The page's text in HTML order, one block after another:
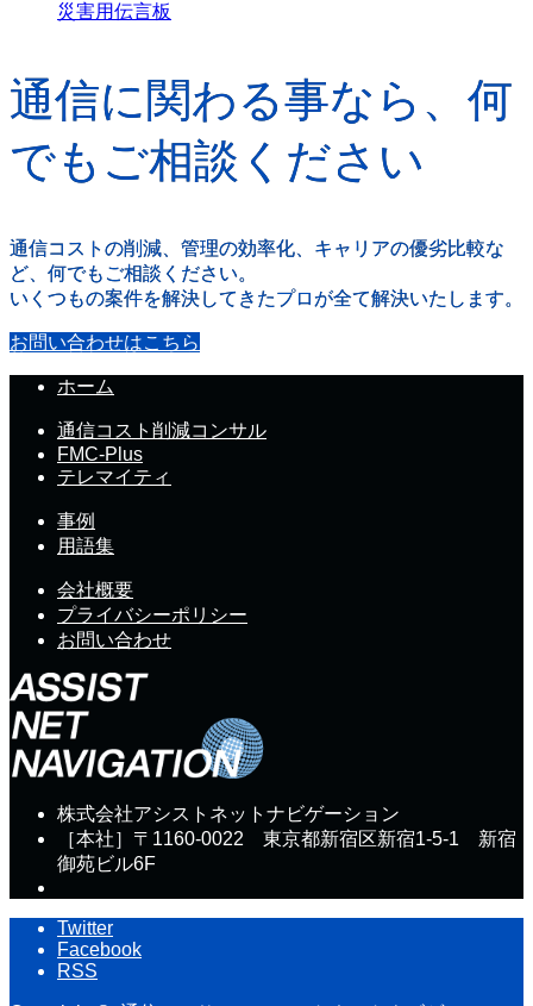
災害用伝言板
通信に関わる事なら、何
でもご相談ください
通信コストの削減、管理の効率化、キャリアの優劣比較な
ど、何でもご相談ください。
いくつもの案件を解決してきたプロが全て解決いたします。
お問い合わせはこちら
ホーム
通信コスト削減コンサル
FMC-Plus
テレマイティ
事例
用語集
会社概要
プライバシーポリシー
お問い合わせ
株式会社アシストネットナビゲーション
［本社］〒1160-0022 東京都新宿区新宿1-5-1 新宿
御苑ビル6F
Twitter
Facebook
RSS